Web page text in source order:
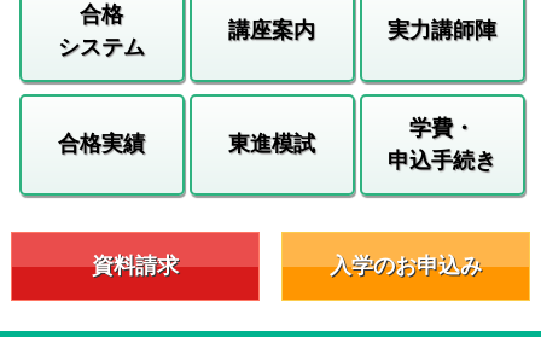
合格
システム
講座案内 実力講師陣
合格実績 東進模試
学費・
申込手続き
資料請求 入学のお申込み